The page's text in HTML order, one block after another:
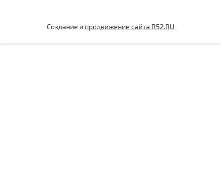
Создание и продвижение сайта R52.RU